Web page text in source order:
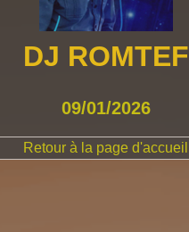
DJ ROMTEF
09/01/2026
Retour à la page d'accueil